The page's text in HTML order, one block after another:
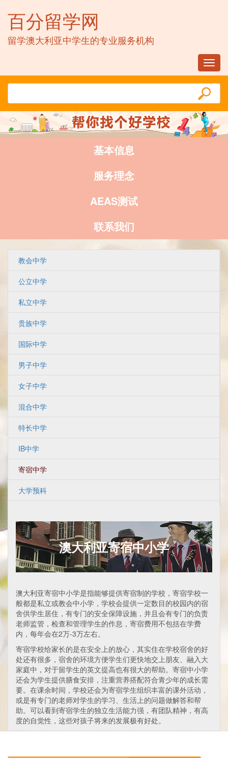
百分留学网
留学澳大利亚中学生的专业服务机构
基本信息
服务理念
AEAS测试
联系我们
教会中学
公立中学
私立中学
贵族中学
国际中学
男子中学
女子中学
混合中学
特长中学
IB中学
寄宿中学
大学预科
澳大利亚寄宿中小学
澳大利亚寄宿中小学是指能够提供寄宿制的学校，寄宿学校一
般都是私立或教会中小学，学校会提供一定数目的校园内的宿
舍供学生居住，有专门的安全保障设施，并且会有专门的负责
老师监管，检查和管理学生的作息，寄宿费用不包括在学费
内，每年会在2万-3万左右。
寄宿学校给家长的是在安全上的放心，其实住在学校宿舍的好
处还有很多，宿舍的环境方便学生们更快地交上朋友、融入大
家庭中，对于留学生的英文提高也有很大的帮助。寄宿中小学
还会为学生提供膳食安排，注重营养搭配符合青少年的成长需
要。在课余时间，学校还会为寄宿学生组织丰富的课外活动，
或是有专门的老师对学生的学习、生活上的问题做解答和帮
助。可以看到寄宿学生的独立生活能力强，有团队精神，有高
度的自觉性，这些对孩子将来的发展极有好处。